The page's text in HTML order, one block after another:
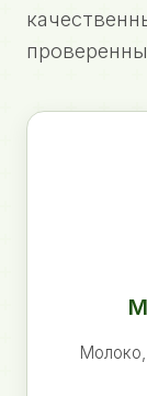
Молоко,